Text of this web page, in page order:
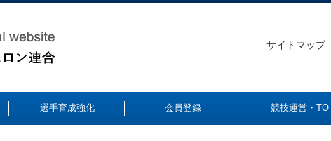
サイトマップ
選手育成強化 会員登録 競技運営・TO